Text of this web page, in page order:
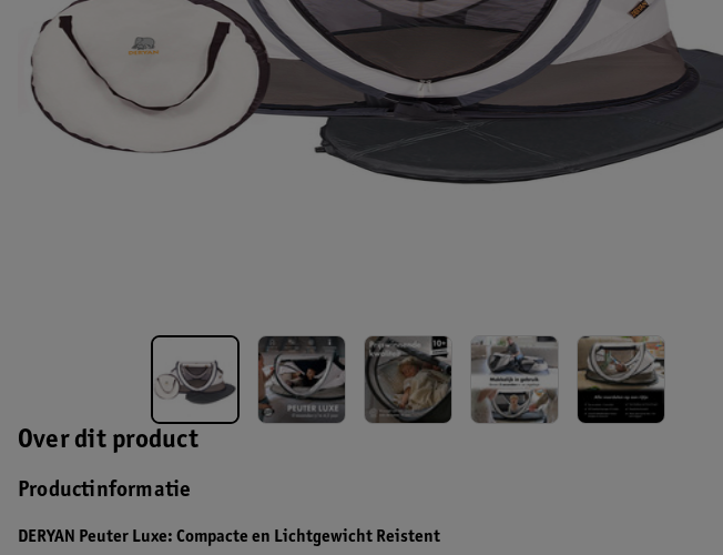
Over dit product
Productinformatie
DERYAN Peuter Luxe: Compacte en Lichtgewicht Reistent